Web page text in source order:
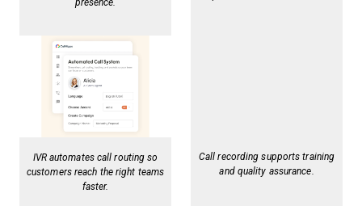
presence.
IVR automates call routing so
customers reach the right teams
faster.
Call recording supports training
and quality assurance.